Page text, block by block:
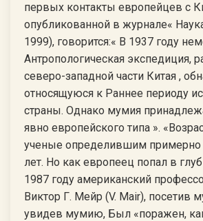
первых контакты европейцев с
опубликованной в журнале«
1999), говорится:« В 1937 году
Антропологическая экспедиция,
северо-западной части Китая ,
относящуюся к Раннее периоду
страны. Однако мумия
явно европейского типа ».
ученые определившим примерно
лет. Но как европеец попал в
1987 году американский
Виктор Г. Мейр (V. Mair), посетив
увидев мумию, Был «поражен,